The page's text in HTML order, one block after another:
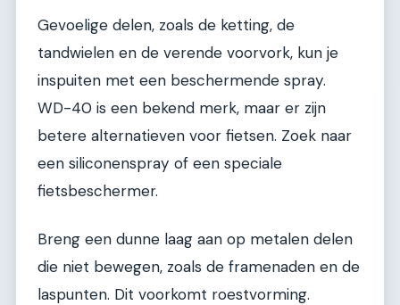
Gevoelige delen, zoals de ketting, de
tandwielen en de verende voorvork, kun je
inspuiten met een beschermende spray.
WD-40 is een bekend merk, maar er zijn
betere alternatieven voor fietsen. Zoek naar
een siliconenspray of een speciale
fietsbeschermer.
Breng een dunne laag aan op metalen delen
die niet bewegen, zoals de framenaden en de
laspunten. Dit voorkomt roestvorming.